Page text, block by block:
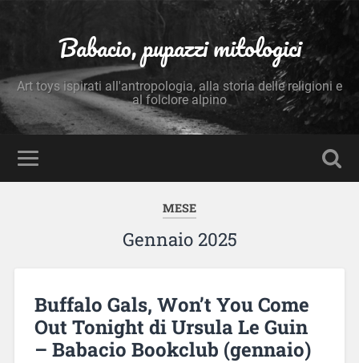
Babacio, pupazzi mitologici
Art toys ispirati all'antropologia, alla storia delle religioni e
al folclore alpino
MESE
Gennaio 2025
Buffalo Gals, Won’t You Come
Out Tonight di Ursula Le Guin
– Babacio Bookclub (gennaio)